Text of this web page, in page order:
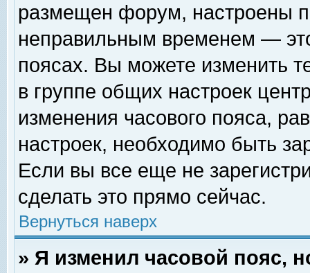
размещен форум, настроены
неправильным временем —
поясах. Вы можете изменить
в группе общих настроек
изменения часового пояса,
настроек, необходимо быть
Если вы все еще не
сделать это прямо сейчас.
Вернуться наверх
» Я изменил часовой пояс,